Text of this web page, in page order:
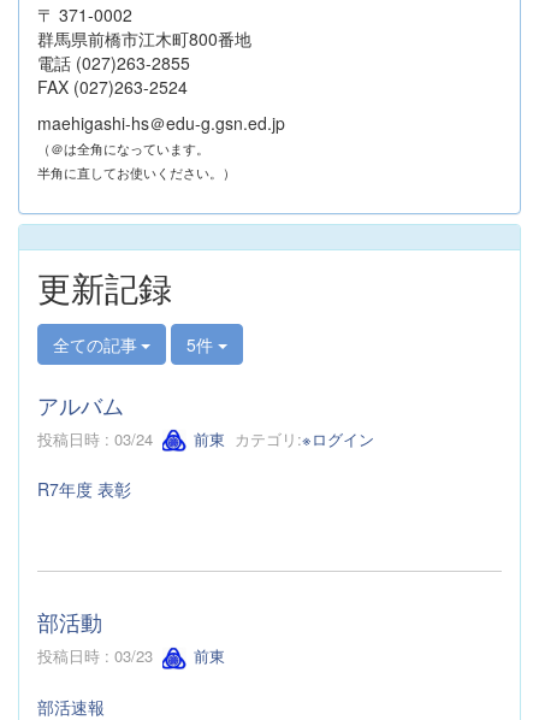
〒 371-0002
群馬県前橋市江木町800番地
電話 (027)263-2855
FAX (027)263-2524
maehigashi-hs＠edu-g.gsn.ed.jp
（＠は全角になっています。
半角に直してお使いください。）
更新記録
全ての記事 5件
アルバム
投稿日時 : 03/24 前東 カテゴリ:※ログイン
R7年度 表彰
部活動
投稿日時 : 03/23 前東
部活速報